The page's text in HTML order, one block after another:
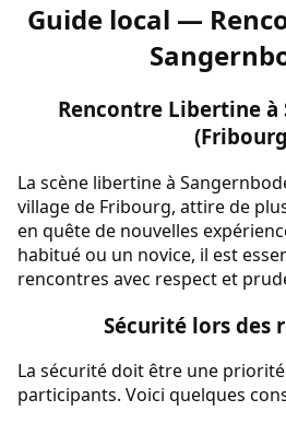
Guide local —
Rencontre Libertine à
La scène libertine à
village de Fribourg, attire de
en quête de nouvelles
habitué ou un novice, il est
rencontres avec respect et
Sécurité lors des
La sécurité doit être une
participants. Voici quelques